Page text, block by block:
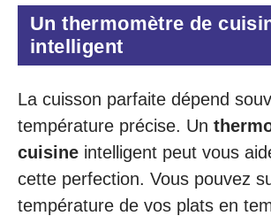
Un thermomètre de
intelligent
La cuisson parfaite dépend
température précise. Un
cuisine intelligent peut vous
cette perfection. Vous pouvez
température de vos plats en